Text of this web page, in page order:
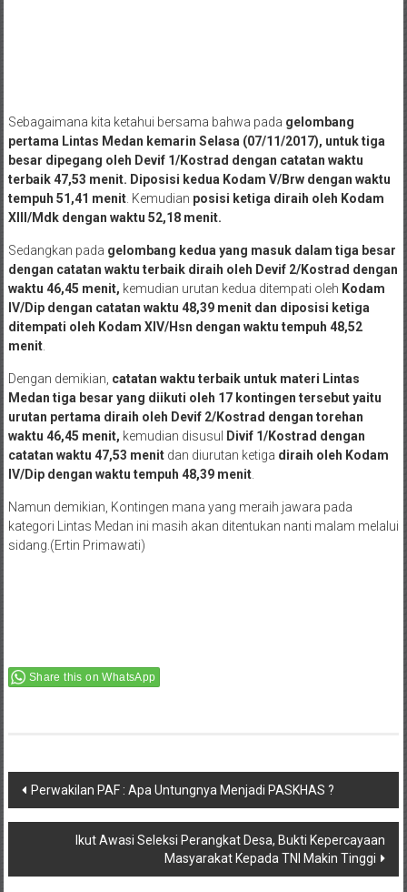
Sebagaimana kita ketahui bersama bahwa pada gelombang
pertama Lintas Medan kemarin Selasa (07/11/2017), untuk tiga
besar dipegang oleh Devif 1/Kostrad dengan catatan waktu
terbaik 47,53 menit. Diposisi kedua Kodam V/Brw dengan waktu
tempuh 51,41 menit. Kemudian posisi ketiga diraih oleh Kodam
XIII/Mdk dengan waktu 52,18 menit.
Sedangkan pada gelombang kedua yang masuk dalam tiga besar
dengan catatan waktu terbaik diraih oleh Devif 2/Kostrad dengan
waktu 46,45 menit, kemudian urutan kedua ditempati oleh Kodam
IV/Dip dengan catatan waktu 48,39 menit dan diposisi ketiga
ditempati oleh Kodam XIV/Hsn dengan waktu tempuh 48,52
menit.
Dengan demikian, catatan waktu terbaik untuk materi Lintas
Medan tiga besar yang diikuti oleh 17 kontingen tersebut yaitu
urutan pertama diraih oleh Devif 2/Kostrad dengan torehan
waktu 46,45 menit, kemudian disusul
Divif 1/Kostrad dengan
catatan waktu 47,53 menitdan diurutan ketiga diraih oleh Kodam
IV/Dip dengan waktu tempuh 48,39 menit.
Namun demikian, Kontingen mana yang meraih jawara pada
kategori Lintas Medan ini masih akan ditentukan nanti malam melalui
sidang.(Ertin Primawati)
Share this on WhatsApp
Post
navigation
Perwakilan PAF : Apa Untungnya Menjadi PASKHAS ?
Ikut Awasi Seleksi Perangkat Desa, Bukti Kepercayaan
Masyarakat Kepada TNI Makin Tinggi